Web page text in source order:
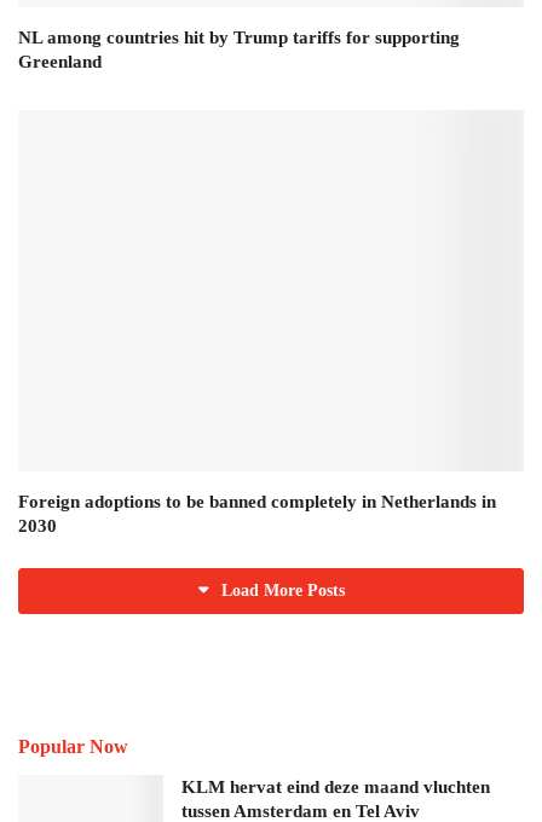
NL among countries hit by Trump tariffs for supporting
Greenland
Foreign adoptions to be banned completely in Netherlands in
2030
Load More Posts
Popular Now
KLM hervat eind deze maand vluchten
tussen Amsterdam en Tel Aviv